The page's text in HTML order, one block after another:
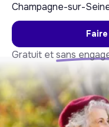
Champagne-sur-
Gratuit etsans